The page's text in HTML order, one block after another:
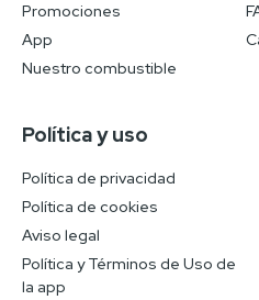
Promociones
App
Nuestro combustible
Política y uso
Política de privacidad
Política de cookies
Aviso legal
Política y Términos de Uso de
la app